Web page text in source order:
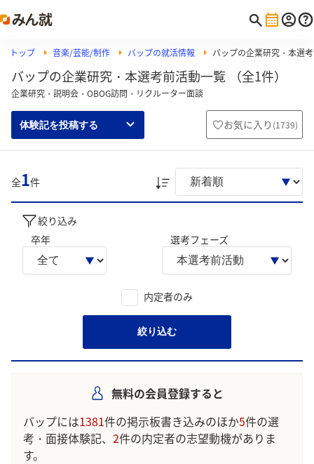
トップ 音楽/芸能/制作 バップの就活情報 バップの企業研究・本選
バップの企業研究・本選考前活動一覧 （全1件）
企業研究・説明会・OBOG訪問・リクルーター面談
体験記を投稿する お気に入り (1739)
全1件
絞り込み
卒年
選考フェーズ
内定者のみ
絞り込む
無料の会員登録すると
バップには1381件の掲示板書き込みのほか5件の選
考・面接体験記、 2件の内定者の志望動機がありま
す。